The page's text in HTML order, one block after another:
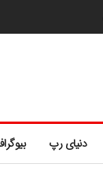
دنیای رپ